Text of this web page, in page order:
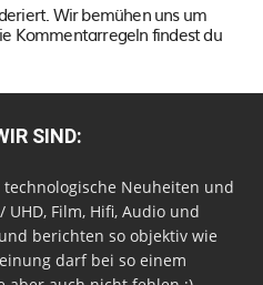
Wir bemühen uns um
Kommentarregeln findest du
SIND:
Neuheiten und
Film, Hifi, Audio und
berichten so objektiv wie
darf bei so einem